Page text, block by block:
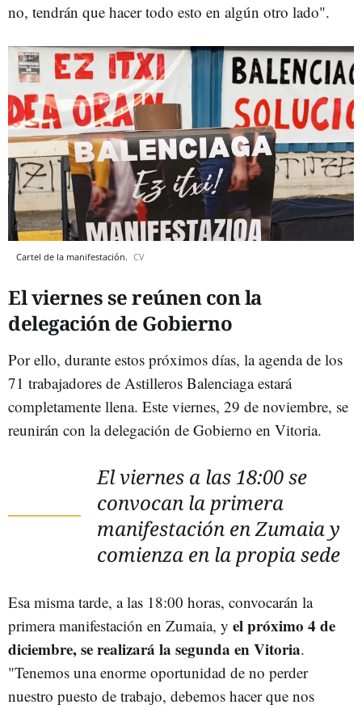
no, tendrán que hacer todo esto en algún otro lado".
Cartel de la manifestación. CV
El viernes se reúnen con la
delegación de Gobierno
Por ello, durante estos próximos días, la agenda de los
71 trabajadores de Astilleros Balenciaga estará
completamente llena. Este viernes, 29 de noviembre, se
reunirán con la delegación de Gobierno en Vitoria.
El viernes a las 18:00 se
convocan la primera
manifestación en Zumaia y
comienza en la propia sede
Esa misma tarde, a las 18:00 horas, convocarán la
primera manifestación en Zumaia, y el próximo 4 de
diciembre, se realizará la segunda en Vitoria.
"Tenemos una enorme oportunidad de no perder
nuestro puesto de trabajo, debemos hacer que nos